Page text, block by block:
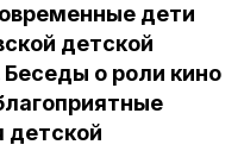
дети
детской
о роли кино
детской